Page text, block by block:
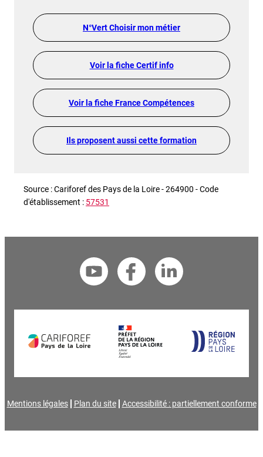
N°Vert Choisir mon métier
Voir la fiche Certif info
Voir la fiche France Compétences
Ils proposent aussi cette formation
Source : Cariforef des Pays de la Loire - 264900 - Code
d'établissement : 57531
Mentions légales Plan du site Accessibilité : partiellement conforme